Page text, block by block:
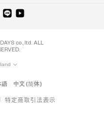
co., ltd. ALL
語 中文 (简体)
特定商取引法表示